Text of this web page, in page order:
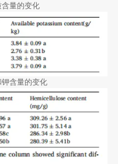
量的变化
含量的变化